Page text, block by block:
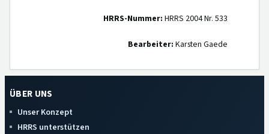
HRRS-Nummer: HRRS 2004 Nr. 533
Bearbeiter: Karsten Gaede
ÜBER UNS
Unser Konzept
HRRS unterstützen